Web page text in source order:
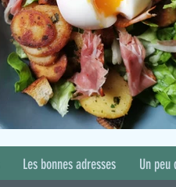
Les bonnes adresses Un peu